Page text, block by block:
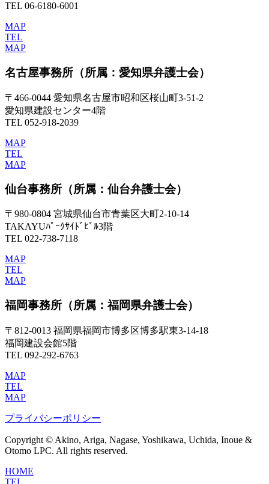
TEL 06-6180-6001
MAP
TEL
MAP
名古屋事務所 （所属：愛知県弁護士会）
〒466-0044 愛知県名古屋市昭和区桜山町3-51-2
愛知県建設センター4階
TEL 052-918-2039
MAP
TEL
MAP
仙台事務所 （所属：仙台弁護士会）
〒980-0804 宮城県仙台市青葉区大町2-10-14
TAKAYUﾊﾟｰｸｻｲﾄﾞﾋﾞﾙ3階
TEL 022-738-7118
MAP
TEL
MAP
福岡事務所 （所属：福岡県弁護士会）
〒812-0013 福岡県福岡市博多区博多駅東3-14-18
福岡建設会館5階
TEL 092-292-6763
MAP
TEL
MAP
プライバシーポリシー
Copyright © Akino, Ariga, Nagase, Yoshikawa, Uchida, Inoue &
Otomo LPC. All rights reserved.
HOME
TEL